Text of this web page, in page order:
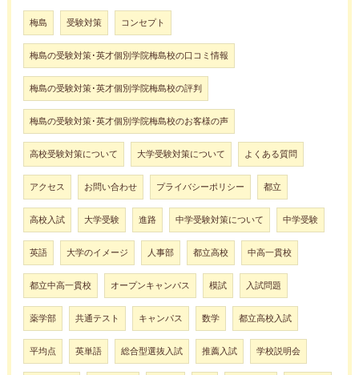
梅島 受験対策 コンセプト
梅島の受験対策･英才個別学院梅島校の口コミ情報
梅島の受験対策･英才個別学院梅島校の評判
梅島の受験対策･英才個別学院梅島校のお客様の声
高校受験対策について 大学受験対策について よくある質問
アクセス お問い合わせ プライバシーポリシー 都立
高校入試 大学受験 進路 中学受験対策について 中学受験
英語 大学のイメージ 人事部 都立高校 中高一貫校
都立中高一貫校 オープンキャンパス 模試 入試問題
薬学部 共通テスト キャンパス 数学 都立高校入試
平均点 英単語 総合型選抜入試 推薦入試 学校説明会